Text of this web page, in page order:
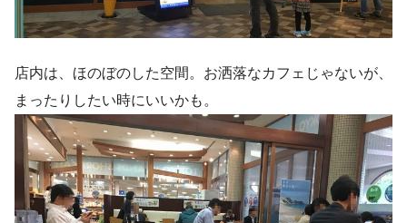
店内は、ほのぼのした空間。お洒落なカフェじゃないが、
まったりしたい時にいいかも。